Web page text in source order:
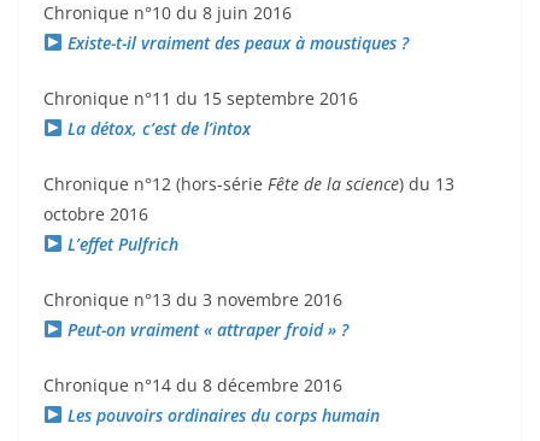
Chronique n°10 du 8 juin 2016
Existe-t-il vraiment des peaux à moustiques ?
Chronique n°11 du 15 septembre 2016
La détox, c’est de l’intox
Chronique n°12 (hors-série Fête de la science) du 13
octobre 2016
L’effet Pulfrich
Chronique n°13 du 3 novembre 2016
Peut-on vraiment « attraper froid » ?
Chronique n°14 du 8 décembre 2016
Les pouvoirs ordinaires du corps humain